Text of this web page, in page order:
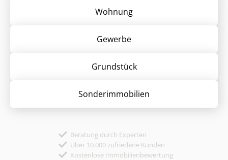
Wohnung
Gewerbe
Grund­stück
Sonder­immobilien
Beratung durch Experten
Über 10.000 zufriedene Kunden
Kostenlose Immobilienbewertung